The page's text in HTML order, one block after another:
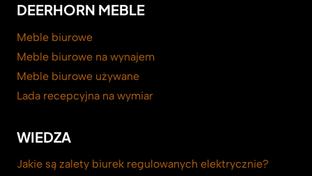
DEERHORN MEBLE
Meble biurowe
Meble biurowe na wynajem
Meble biurowe używane
Lada recepcyjna na wymiar
WIEDZA
Jakie są zalety biurek regulowanych elektrycznie?